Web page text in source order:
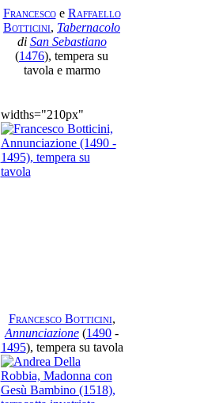
Francescoe Raffaello
Botticini, Tabernacolo
di San Sebastiano
(1476), tempera su
tavola e marmo
widths="210px"
Francesco Botticini,
Annunciazione (1490 -
1495), tempera su tavola